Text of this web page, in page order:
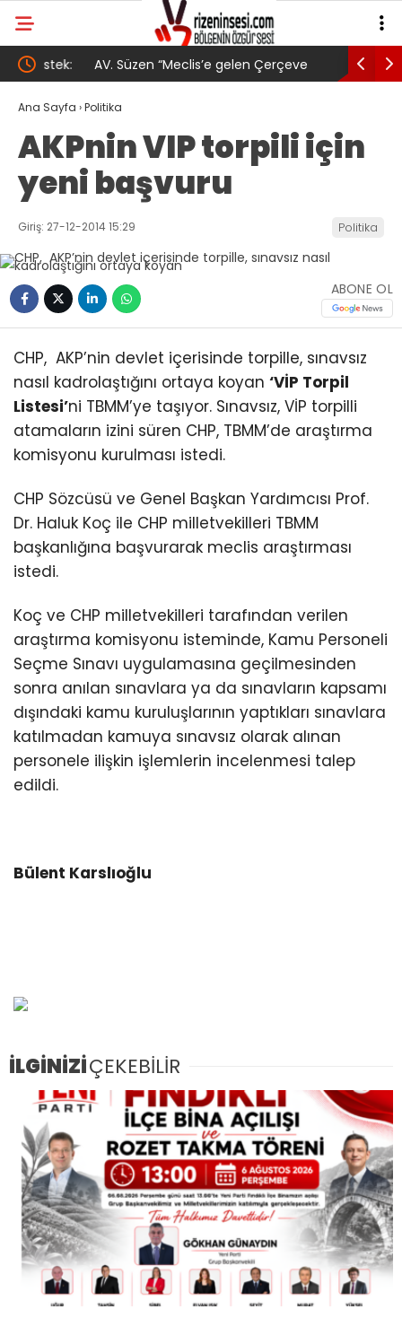
AV. Süzen “Meclis’e gelen Çerçeve
Yasa Türkiye’de yeni bir başlangıç için
umudumuzun fidesi olmuştur”
YENİ
Ana Sayfa ›Politika
AKPnin VIP torpili için
yeni başvuru
Giriş: 27-12-2014 15:29 Politika
ABONE OL
CHP, AKP’nin devlet içerisinde torpille, sınavsız
nasıl kadrolaştığını ortaya koyan ‘VİP Torpil
Listesi’ni TBMM’ye taşıyor. Sınavsız, VİP torpilli
atamaların izini süren CHP, TBMM’de araştırma
komisyonu kurulması istedi.
CHP Sözcüsü ve Genel Başkan Yardımcısı Prof.
Dr. Haluk Koç ile CHP milletvekilleri TBMM
başkanlığına başvurarak meclis araştırması
istedi.
Koç ve CHP milletvekilleri tarafından verilen
araştırma komisyonu isteminde, Kamu Personeli
Seçme Sınavı uygulamasına geçilmesinden
sonra anılan sınavlara ya da sınavların kapsamı
dışındaki kamu kuruluşlarının yaptıkları sınavlara
katılmadan kamuya sınavsız olarak alınan
personele ilişkin işlemlerin incelenmesi talep
edildi.
Bülent Karslıoğlu
İLGİNİZİÇEKEBİLİR